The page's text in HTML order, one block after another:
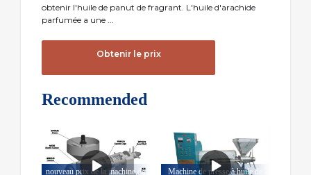
obtenir l'huile de panut de fragrant. L'huile d'arachide
parfumée a une ...
Obtenir le prix
Recommended
nouveau prix de la machine de
Machine de presse à huile de